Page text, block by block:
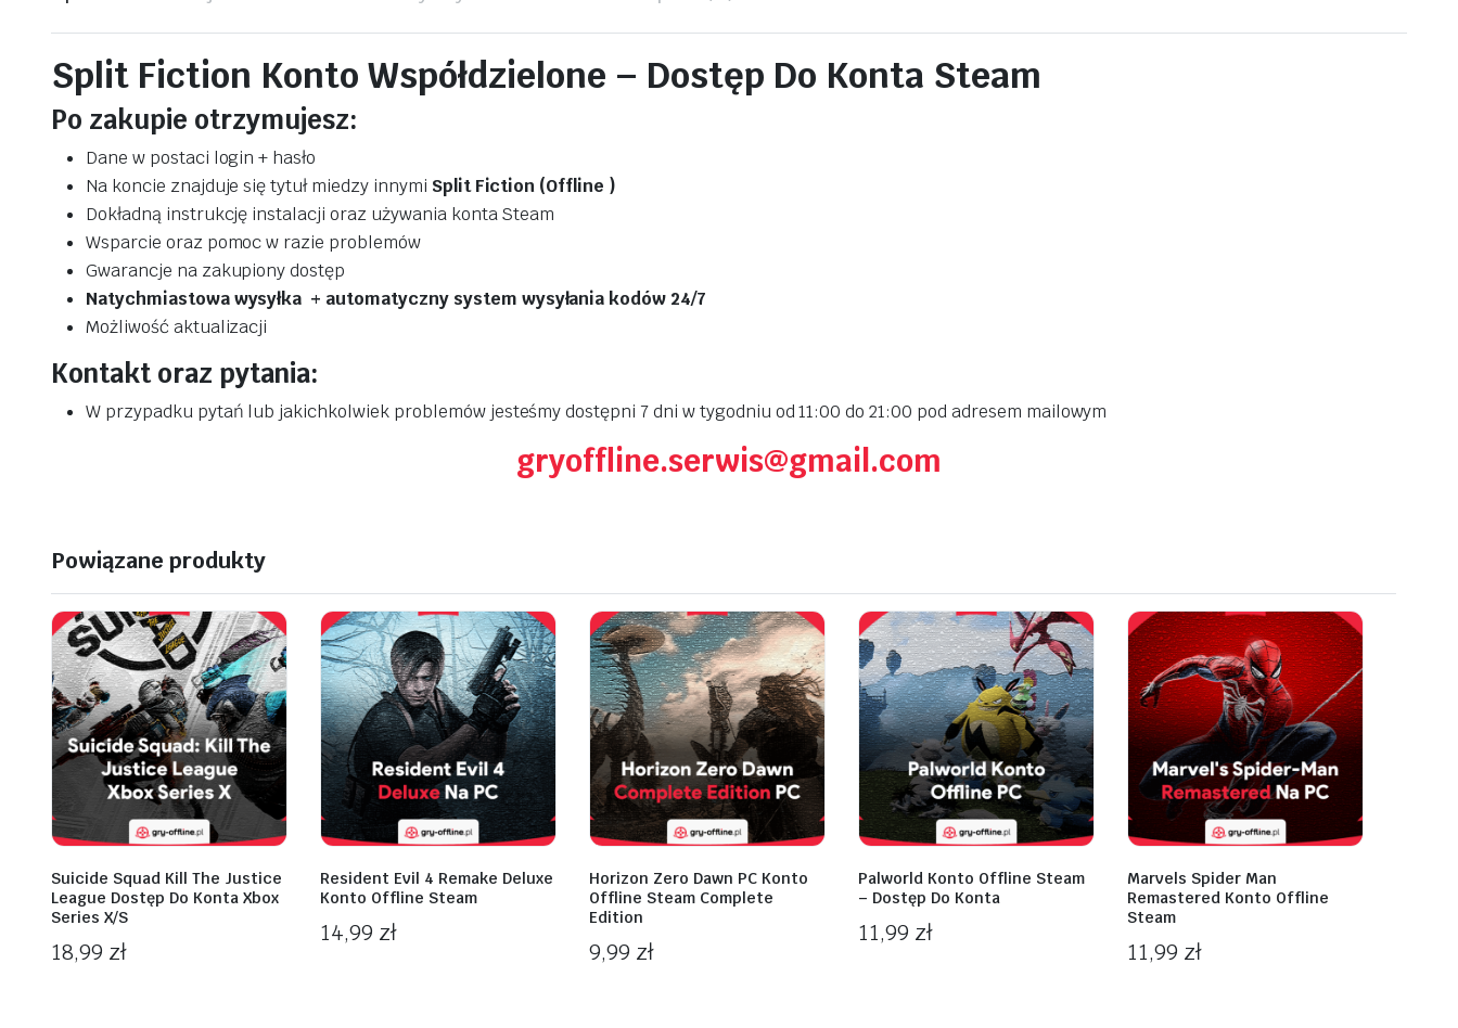
Split Fiction Konto Współdzielone – Dostęp Do Konta Steam
Po zakupie otrzymujesz:
Dane w postaci login + hasło
Na koncie znajduje się tytuł miedzy innymi Split Fiction (Offline )
Dokładną instrukcję instalacji oraz używania konta Steam
Wsparcie oraz pomoc w razie problemów
Gwarancje na zakupiony dostęp
Natychmiastowa wysyłka + automatyczny system wysyłania kodów 24/7
Możliwość aktualizacji
Kontakt oraz pytania:
W przypadku pytań lub jakichkolwiek problemów jesteśmy dostępni 7 dni w tygodniu od 11:00 do 21:00 pod adresem mailowym
gryoffline.serwis@gmail.com
Powiązane produkty
Suicide Squad Kill The Justice
League Dostęp Do Konta Xbox
Series X/S
18,99 zł
Resident Evil 4 Remake Deluxe
Konto Offline Steam
14,99 zł
Horizon Zero Dawn PC Konto
Offline Steam Complete
Edition
9,99 zł
Palworld Konto Offline Steam
– Dostęp Do Konta
11,99 zł
Marvels Spider Man
Remastered Konto Offline
Steam
11,99 zł